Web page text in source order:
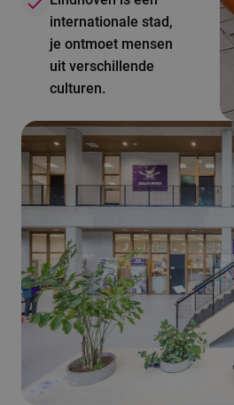
internationale stad,
je ontmoet mensen
uit verschillende
culturen.